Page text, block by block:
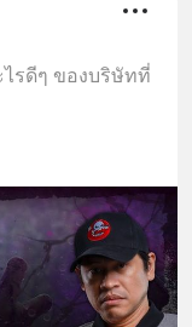
รดีๆ ของบริษัทที่